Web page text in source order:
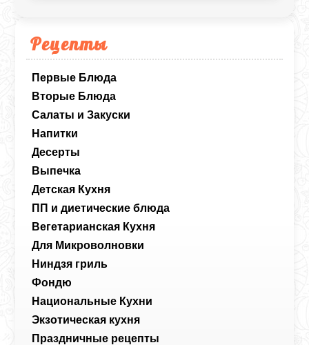
Рецепты
Первые Блюда
Вторые Блюда
Салаты и Закуски
Напитки
Десерты
Выпечка
Детская Кухня
ПП и диетические блюда
Вегетарианская Кухня
Для Микроволновки
Ниндзя гриль
Фондю
Национальные Кухни
Экзотическая кухня
Праздничные рецепты